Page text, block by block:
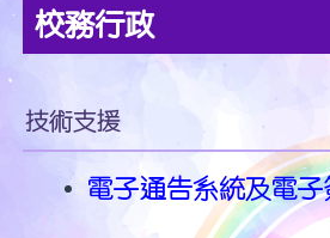
校務行政
技術支援
電子通告系統及電